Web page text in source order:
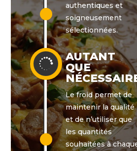
authentiques et
soigneusement
sélectionnées.

AUTANT
QUE
Le froid permet de
maintenir la qualité
et de n’utiliser que
les quantités
souhaitées à